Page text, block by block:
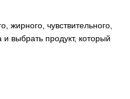
чувствительного,
выбрать продукт, который